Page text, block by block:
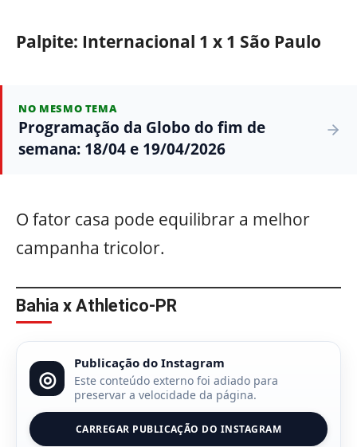
Palpite: Internacional 1 x 1 São Paulo
NO MESMO TEMA
Programação da Globo do fim de
semana: 18/04 e 19/04/2026
O fator casa pode equilibrar a melhor
campanha tricolor.
Bahia x Athletico-PR
◎
Publicação do Instagram
Este conteúdo externo foi adiado para
preservar a velocidade da página.
CARREGAR PUBLICAÇÃO DO INSTAGRAM